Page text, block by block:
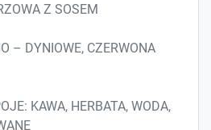
Z SOSEM
– DYNIOWE, CZERWONA
KAWA, HERBATA, WODA,